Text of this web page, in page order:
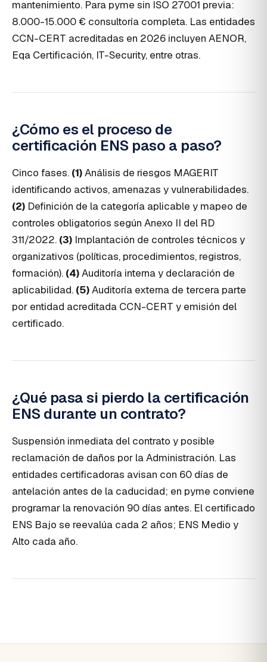
mantenimiento. Para pyme sin ISO 27001 previa:
8.000-15.000 € consultoría completa. Las entidades
CCN-CERT acreditadas en 2026 incluyen AENOR,
Eqa Certificación, IT-Security, entre otras.
¿Cómo es el proceso de
certificación ENS paso a paso?
Cinco fases. (1)Análisis de riesgos MAGERIT
identificando activos, amenazas y vulnerabilidades.
(2) Definición de la categoría aplicable y mapeo de
controles obligatorios según Anexo II del RD
311/2022. (3) Implantación de controles técnicos y
organizativos (políticas, procedimientos, registros,
formación). (4)Auditoría interna y declaración de
aplicabilidad. (5)Auditoría externa de tercera parte
por entidad acreditada CCN-CERT y emisión del
certificado.
¿Qué pasa si pierdo la certificación
ENS durante un contrato?
Suspensión inmediata del contrato y posible
reclamación de daños por la Administración. Las
entidades certificadoras avisan con 60 días de
antelación antes de la caducidad; en pyme conviene
programar la renovación 90 días antes. El certificado
ENS Bajo se reevalúa cada 2 años; ENS Medio y
Alto cada año.